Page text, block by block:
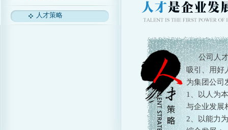
人才策略
公司人
吸引、用好
为集团公司
1、以人为
与企业发展
2、以能力